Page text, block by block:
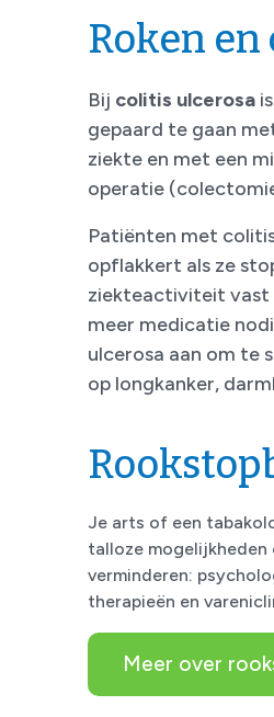
Roken
Bij colitis ulcerosa
gepaard te gaan
ziekte en met een
operatie
Patiënten met
opflakkert als ze
ziekteactiviteit vast
meer medicatie
ulcerosa aan om te
op longkanker,
Je arts of een
talloze
verminderen:
therapieën en
Meer over